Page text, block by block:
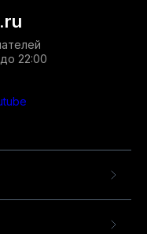
22:00